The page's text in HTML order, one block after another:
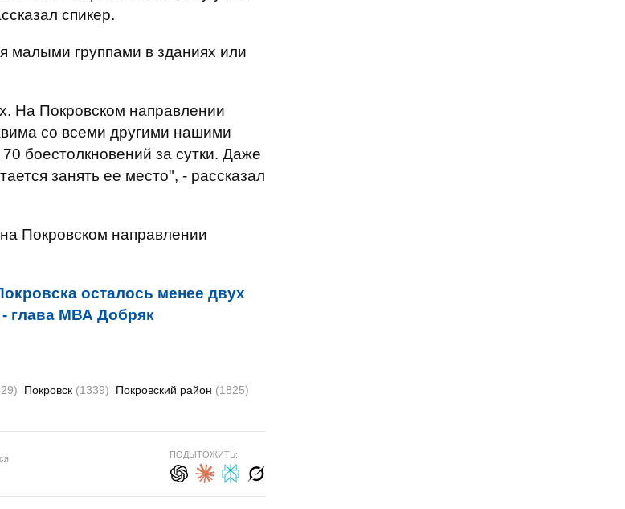
спикер.
малыми группами в зданиях или
На Покровском направлении
со всеми другими нашими
боестолкновений за сутки. Даже
занять ее место", - рассказал
Покровском направлении
осталось менее двух
- глава МВА Добряк
Покровск (1339) Покровский район (1825)
ПОДЫТОЖИТЬ: